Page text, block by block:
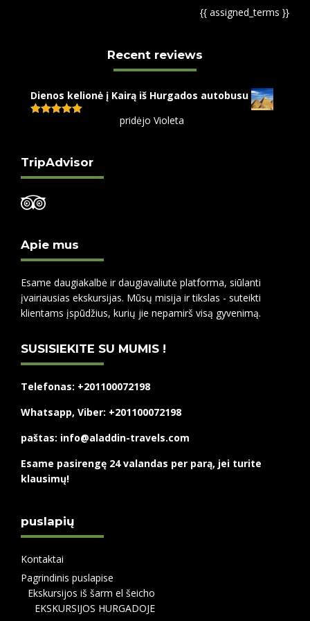
{{ assigned_terms }}
Recent reviews
Dienos kelionė į Kairą iš Hurgados autobusu
pridėjo Violeta
TripAdvisor
Apie mus
Esame daugiakalbė ir daugiavaliutė platforma, siūlanti
įvairiausias ekskursijas. Mūsų misija ir tikslas - suteikti
klientams įspūdžius, kurių jie nepamirš visą gyvenimą.
SUSISIEKITE SU MUMIS !
Telefonas: +201100072198
Whatsapp, Viber: +201100072198
paštas: info@aladdin-travels.com
Esame pasirengę 24 valandas per parą, jei turite
klausimų!
puslapių
Kontaktai
Pagrindinis puslapise
Ekskursijos iš šarm el šeicho
EKSKURSIJOS HURGADOJE